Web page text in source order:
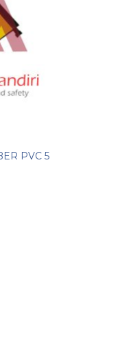
PVC 5